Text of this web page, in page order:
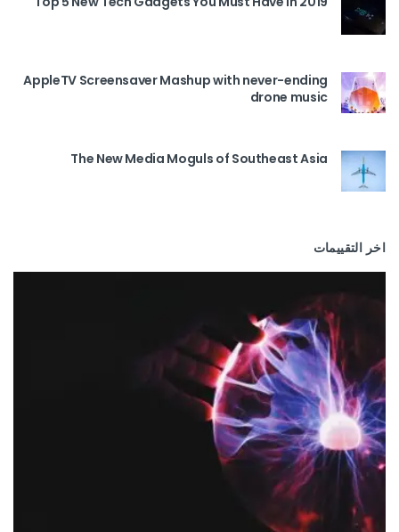
AppleTV Screensaver Mashup with never-ending
drone music
The New Media Moguls of Southeast Asia
اخر التقييمات